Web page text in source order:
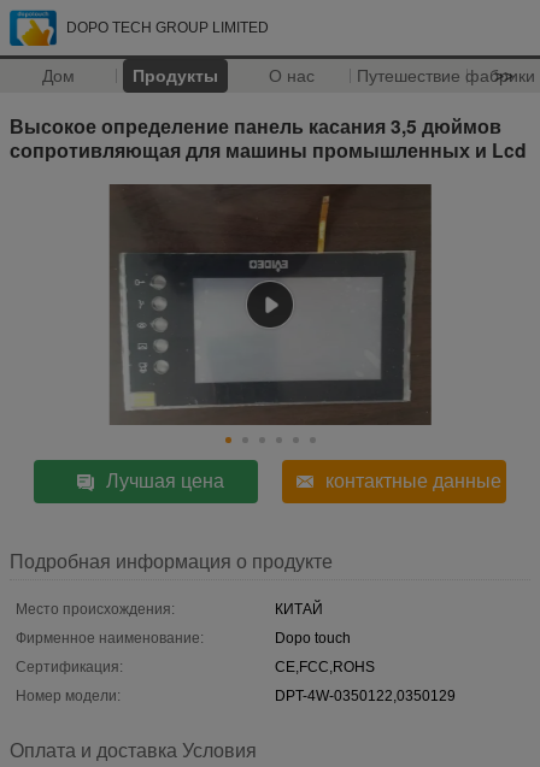
DOPO TECH GROUP LIMITED
Дом Продукты О нас Путешествие фабрики
>>
Высокое определение панель касания 3,5 дюймов
сопротивляющая для машины промышленных и Lcd
Лучшая цена контактные данные
Подробная информация о продукте
Место происхождения:
КИТАЙ
Фирменное наименование:
Dopo touch
Сертификация:
CE,FCC,ROHS
Номер модели:
DPT-4W-0350122,0350129
Оплата и доставка Условия